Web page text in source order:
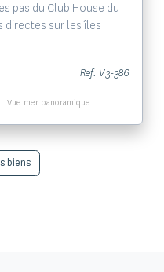
pas du Club House du
directes sur les îles
Ref. V3-386
Vue mer panoramique
biens